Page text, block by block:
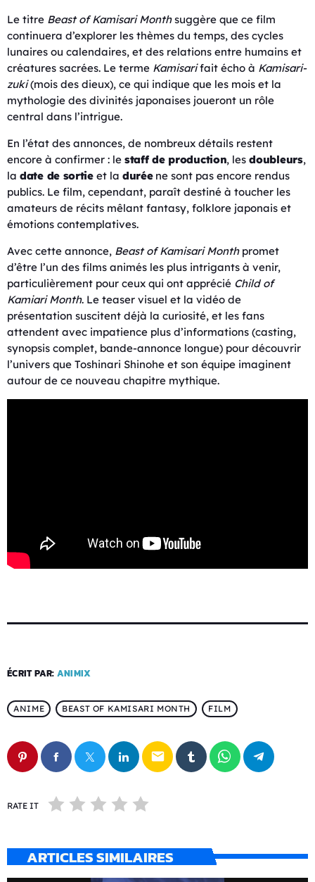
Le titre Beast of Kamisari Monthsuggère que ce film
continuera d’explorer les thèmes du temps, des cycles
lunaires ou calendaires, et des relations entre humains et
créatures sacrées. Le terme Kamisarifait écho à Kamisari-
zuki(mois des dieux), ce qui indique que les mois et la
mythologie des divinités japonaises joueront un rôle
central dans l’intrigue.
En l’état des annonces, de nombreux détails restent
encore à confirmer : le staff de production, lesdoubleurs,
la date de sortieet la duréene sont pas encore rendus
publics. Le film, cependant, paraît destiné à toucher les
amateurs de récits mêlant fantasy, folklore japonais et
émotions contemplatives.
Avec cette annonce, Beast of Kamisari Monthpromet
d’être l’un des films animés les plus intrigants à venir,
particulièrement pour ceux qui ont apprécié Child of
Kamiari Month. Le teaser visuel et la vidéo de
présentation suscitent déjà la curiosité, et les fans
attendent avec impatience plus d’informations (casting,
synopsis complet, bande-annonce longue) pour découvrir
l’univers que Toshinari Shinohe et son équipe imaginent
autour de ce nouveau chapitre mythique.
ÉCRIT PAR: ANIMIX
ANIME BEAST OF KAMISARI MONTH FILM
email
RATE IT
ARTICLES SIMILAIRES